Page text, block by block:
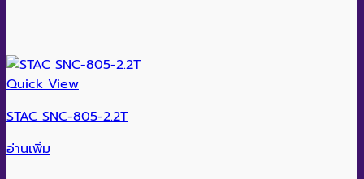
Quick View
STAC SNC-805-2.2T
อ่านเพิ่ม